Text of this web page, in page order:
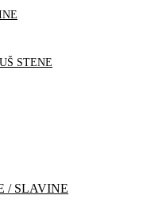
STENE
/ SLAVINE